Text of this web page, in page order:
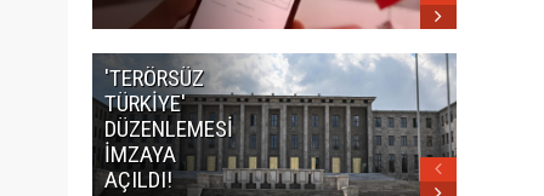
'TERÖRSÜZ
TÜRKİYE'
DÜZENLEMESİ
İMZAYA
AÇILDI!